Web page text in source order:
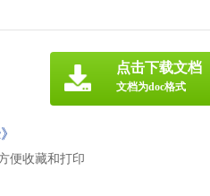
便收藏和打印
点击下载文档
文档为doc格式